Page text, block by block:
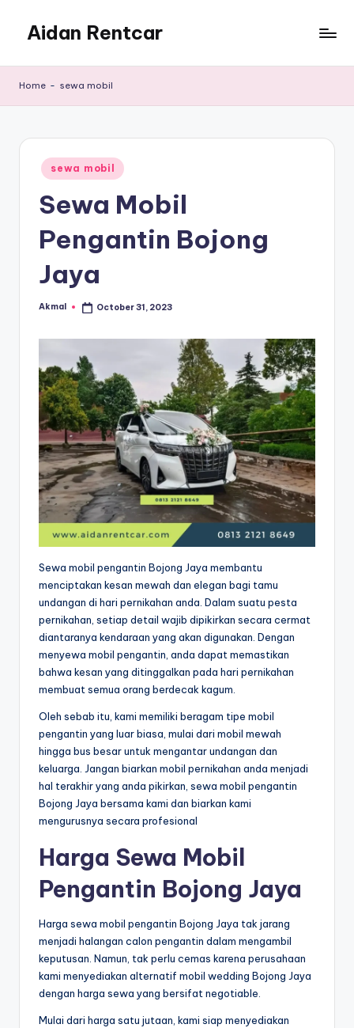
content
Aidan Rentcar
Murah
Home - sewa mobil
Posted
in
sewa mobil
Sewa Mobil
Pengantin Bojong
Jaya
Posted
Akmal October 31, 2023
Sewa mobil pengantin Bojong Jaya membantu
menciptakan kesan mewah dan elegan bagi tamu
undangan di hari pernikahan anda. Dalam suatu pesta
pernikahan, setiap detail wajib dipikirkan secara cermat
diantaranya kendaraan yang akan digunakan. Dengan
menyewa mobil pengantin, anda dapat memastikan
bahwa kesan yang ditinggalkan pada hari pernikahan
membuat semua orang berdecak kagum.
Oleh sebab itu, kami memiliki beragam tipe mobil
pengantin yang luar biasa, mulai dari mobil mewah
hingga bus besar untuk mengantar undangan dan
keluarga. Jangan biarkan mobil pernikahan anda menjadi
hal terakhir yang anda pikirkan, sewa mobil pengantin
Bojong Jaya bersama kami dan biarkan kami
mengurusnya secara profesional
Harga Sewa Mobil
Pengantin Bojong Jaya
Harga sewa mobil pengantin Bojong Jaya tak jarang
menjadi halangan calon pengantin dalam mengambil
keputusan. Namun, tak perlu cemas karena perusahaan
kami menyediakan alternatif mobil wedding Bojong Jaya
dengan harga sewa yang bersifat negotiable.
Mulai dari harga satu jutaan, kami siap menyediakan